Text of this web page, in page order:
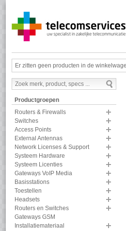
Er zitten geen producten in de
Productgroepen
Routers & Firewalls
Switches
Access Points
External Antennas
Network Licenses & Support
Systeem Hardware
Systeem Licenties
Gateways VoIP Media
Basisstations
Toestellen
Headsets
Routers en Switches
Gateways GSM
Installatiemateriaal